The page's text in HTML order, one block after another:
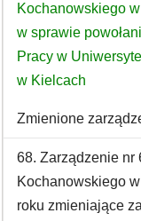
Kochanowskiego
w sprawie
Pracy w
w Kielcach
Zmienione
68. Zarządzenie nr
Kochanowskiego
roku zmieniające